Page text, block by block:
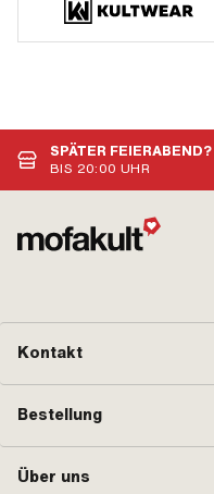
SPÄTER FEIERABEND?
BIS 20:00 UHR
Kontakt
Bestellung
Über uns